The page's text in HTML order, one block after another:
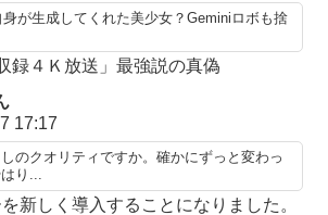
が生成してくれた美少女？Geminiロボも捨
録４Ｋ放送」最強説の真偽
17:17
のクオリティですか。確かにずっと変わっ
り...
新しく導入することになりました。